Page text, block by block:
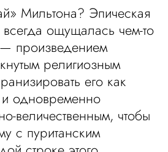
Мильтона? Эпическая
ощущалась чем-то
произведением
религиозным
его как
и одновременно
величественным, чтобы
с пуританским